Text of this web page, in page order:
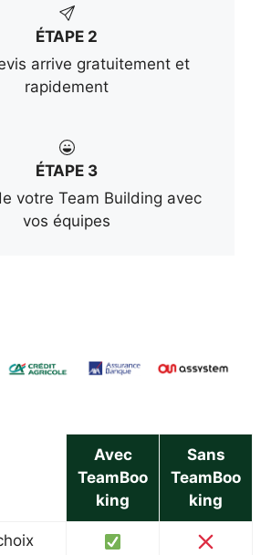
ÉTAPE 2
arrive gratuitement et
rapidement
ÉTAPE 3
votre Team Building avec
vos équipes
Avec
TeamBoo
king
Sans
TeamBoo
king